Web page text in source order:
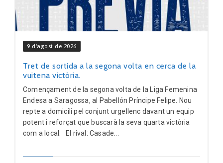
9 d'agost de 2026
Tret de sortida a la segona volta en cerca de la
vuitena victòria.
Començament de la segona volta de la Liga Femenina
Endesa a Saragossa, al Pabellón Príncipe Felipe. Nou
repte a domicili pel conjunt urgellenc davant un equip
potent i reforçat que buscarà la seva quarta victòria
com a local. El rival: Casade...